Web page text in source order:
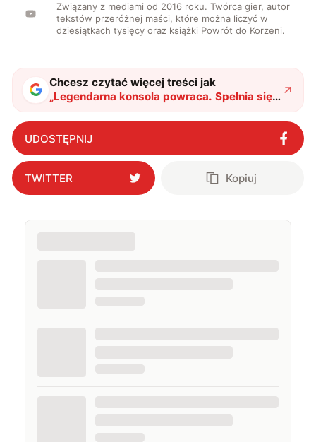
Związany z mediami od 2016 roku. Twórca gier, autor
tekstów przeróżnej maści, które można liczyć w
dziesiątkach tysięcy oraz książki Powrót do Korzeni.
Chcesz czytać więcej treści jak
„Legendarna konsola powraca. Spełnia się
retro-marzenie nerdów"?
UDOSTĘPNIJ
TWITTER Kopiuj